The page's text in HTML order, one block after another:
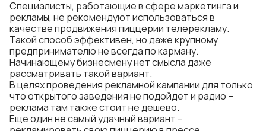
Специалисты, работающие в сфере маркетинга и
рекламы, не рекомендуют использоваться в
качестве продвижения пиццерии телерекламу.
Такой способ эффективен, но даже крупному
предпринимателю не всегда по карману.
Начинающему бизнесмену нет смысла даже
рассматривать такой вариант.
В целях проведения рекламной кампании для только
что открытого заведения не подойдет и радио –
реклама там также стоит не дешево.
Еще один не самый удачный вариант –